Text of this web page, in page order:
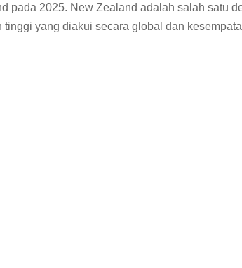
pada 2025. New Zealand adalah salah satu
yang diakui secara global dan